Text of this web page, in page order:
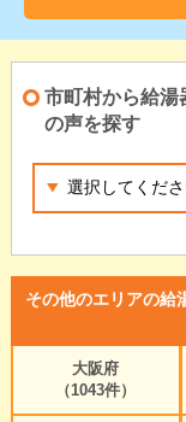
市町村から給湯
の声を探す
その他のエリアの給
大阪府
（1043件）